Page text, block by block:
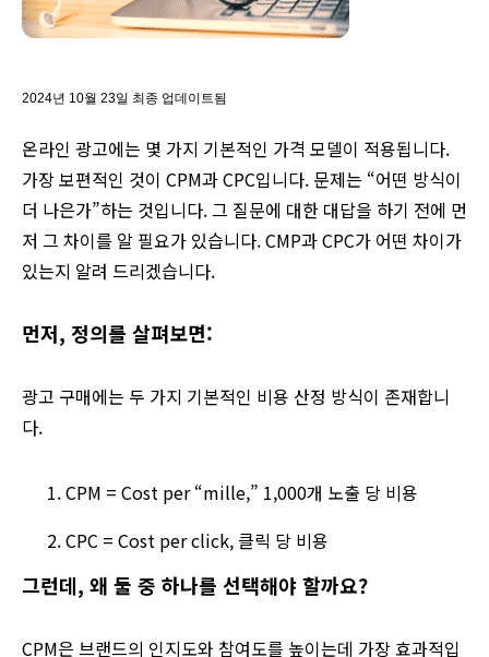
2024년 10월 23일 최종 업데이트됨
온라인 광고에는 몇 가지 기본적인 가격 모델이 적용됩니다.
가장 보편적인 것이 CPM과 CPC입니다. 문제는 “어떤 방식이
더 나은가”하는 것입니다. 그 질문에 대한 대답을 하기 전에 먼
저 그 차이를 알 필요가 있습니다. CMP과 CPC가 어떤 차이가
있는지 알려 드리겠습니다.
먼저, 정의를 살펴보면:
광고 구매에는 두 가지 기본적인 비용 산정 방식이 존재합니
다.
CPM = Cost per “mille,” 1,000개 노출 당 비용
CPC = Cost per click, 클릭 당 비용
그런데, 왜 둘 중 하나를 선택해야 할까요?
CPM은 브랜드의 인지도와 참여도를 높이는데 가장 효과적입